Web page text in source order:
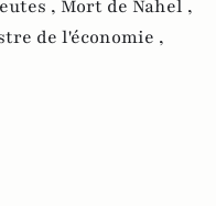
, Mort de Nahel ,
de l'économie ,